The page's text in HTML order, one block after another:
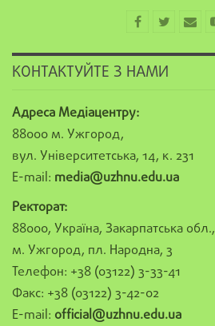
КОНТАКТУЙТЕ З НАМИ
Адреса Медіацентру:
88000 м. Ужгород,
вул. Університетська, 14, к. 231
E-mail: media@uzhnu.edu.ua
Ректорат:
88000, Україна, Закарпатська обл.,
м. Ужгород, пл. Народна, 3
Телефон: +38 (03122) 3-33-41
Факс: +38 (03122) 3-42-02
E-mail: official@uzhnu.edu.ua